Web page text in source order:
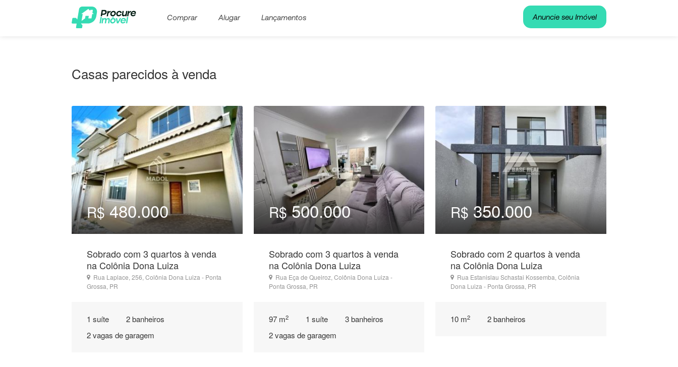
Comprar Alugar Lançamentos Anuncie seu Imóvel
Casas parecidos à venda
R$480.000
Sobrado com 3 quartos à venda
na Colônia Dona Luiza
Rua Laplace, 256, Colônia Dona Luiza - Ponta
Grossa, PR
1 suíte
2 banheiros
2 vagas de garagem
R$500.000
Sobrado com 3 quartos à venda
na Colônia Dona Luiza
Rua Eça de Queiroz, Colônia Dona Luiza -
Ponta Grossa, PR
97 m2 1 suíte
3 banheiros
2 vagas de garagem
R$350.000
Sobrado com 2 quartos à venda
na Colônia Dona Luiza
Rua Estanislau Schastai Kossemba, Colônia
Dona Luiza - Ponta Grossa, PR
10 m2 2 banheiros